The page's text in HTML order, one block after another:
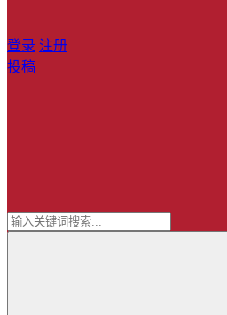
登录 注册
投稿